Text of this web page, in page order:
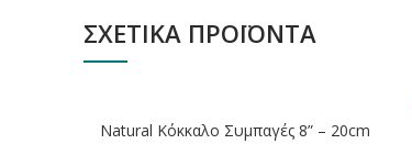
ΣΧΕΤΙΚΆ ΠΡΟΪΌΝΤΑ
Natural Κόκκαλο Συμπαγές 8” – 20cm